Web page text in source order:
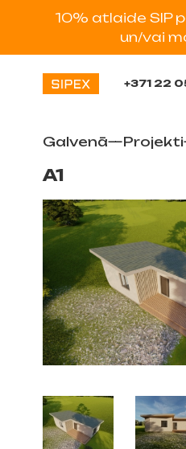
10% atlaide SIP
un/vai
+371 22
Galvenā—Projekti
A1